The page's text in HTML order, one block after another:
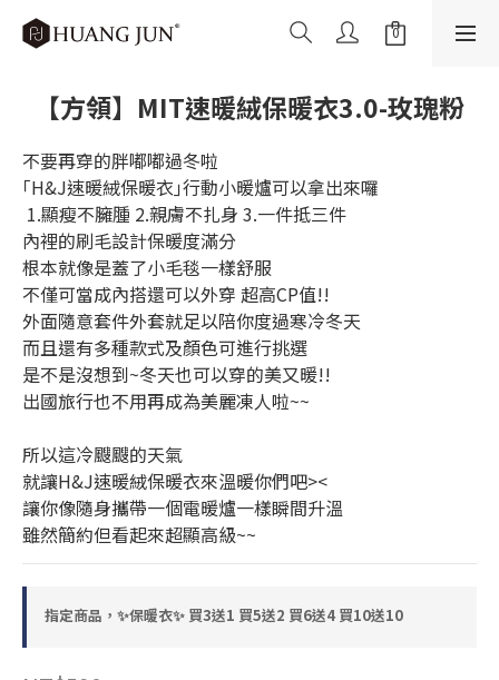
【方領】MIT速暖絨保暖衣3.0-玫瑰粉
不要再穿的胖嘟嘟過冬啦
｢H&J速暖絨保暖衣｣行動小暖爐可以拿出來囉
1.顯瘦不臃腫 2.親膚不扎身 3.一件抵三件
內裡的刷毛設計保暖度滿分
根本就像是蓋了小毛毯一樣舒服
不僅可當成內搭還可以外穿 超高CP值!!
外面隨意套件外套就足以陪你度過寒冷冬天
而且還有多種款式及顏色可進行挑選
是不是沒想到~冬天也可以穿的美又暖!!
出國旅行也不用再成為美麗凍人啦~~
所以這冷颼颼的天氣
就讓H&J速暖絨保暖衣來溫暖你們吧><
讓你像隨身攜帶一個電暖爐一樣瞬間升溫
雖然簡約但看起來超顯高級~~
指定商品，✨保暖衣✨ 買3送1 買5送2 買6送4 買10送10